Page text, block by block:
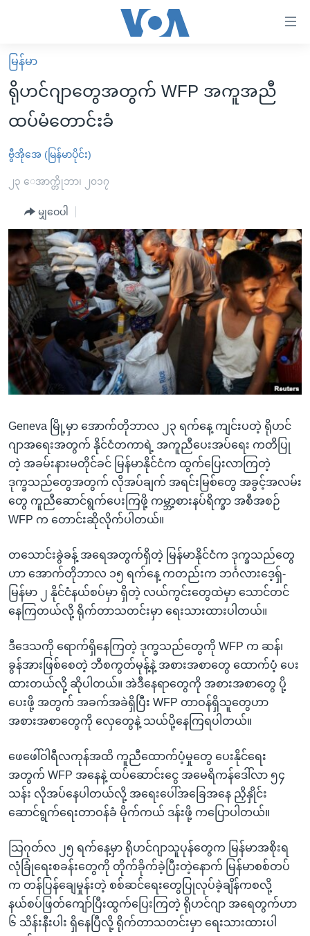
လွယ်ကူ
စေ
သည့်
များ
ပင်မ
ကျော်
ကြည့်
ရန်
ပင်မ
အ
ညွန်း
စာမျက်နှာ
ကျော်
ရန်
ရှာဖွေ
ရန်
နေရာ
သို့
ကျော်
မူလစာမျက်နှာ
မြန်မာ
ကမ္ဘာ့သတင်းများ
နိုင်ငံတကာ
အစ္စရေး-ပါလက်စတိုင်း
ဗွီဒီယို
အင်္ဂလိပ်စာလေ့လာမယ်
အမေရိကန်သုံးအီဒီယံ
မကြေးမုံရဲ့ အင်္ဂလိပ်စာ
ရုပ်ရှင်ထဲက အင်္ဂလိပ်စာ
သုတပဒေသာ အင်္ဂလိပ်စာ
အပတ်စဉ်ကဏ္ဍများ
ရေဒီယို
တီဗွီ
ရေဒီယိုနှင့်ရုပ်သံ အချက်အလက်များ
ရေဒီယို/တီဗွီအစီအစဉ်
Learning English
ဗွီအိုအေ လူမှုကွန်ယက်များ
ဘာသာစကားများ
မြန်မာ
ရိုဟင်ဂျာတွေအတွက် WFP အကူအညီ
ထပ်မံတောင်းခံ
ဗွီအိုအေ (မြန်မာပိုင်း)
၂၃ ေအာက္တိုဘာ၊ ၂၀၁၇
မျှဝေပါ
Geneva မြို့မှာ အောက်တိုဘာလ ၂၃ ရက်နေ့ ကျင်းပတဲ့ ရိုဟင်
ဂျာအရေးအတွက် နိုင်ငံတကာရဲ့ အကူညီပေးအပ်ရေး ကတိပြု
တဲ့ အခမ်းနားမတိုင်ခင် မြန်မာနိုင်ငံက ထွက်ပြေးလာကြတဲ့
ဒုက္ခသည်တွေအတွက် လိုအပ်ချက် အရင်းမြစ်တွေ အခွင့်အလမ်း
တွေ ကူညီဆောင်ရွက်ပေးကြဖို့ ကမ္ဘာ့စားနပ်ရိက္ခာ အစီအစဉ်
WFP က တောင်းဆိုလိုက်ပါတယ်။
တသောင်းခွဲခန့် အရေအတွက်ရှိတဲ့ မြန်မာနိုင်ငံက ဒုက္ခသည်တွေ
ဟာ အောက်တိုဘာလ ၁၅ ရက်နေ့ ကတည်းက ဘင်္ဂလားဒေ့ရှ်-
မြန်မာ ၂ နိုင်ငံနယ်စပ်မှာ ရှိတဲ့ လယ်ကွင်းတွေထဲမှာ သောင်တင်
နေကြတယ်လို့ ရိုက်တာသတင်းမှာ ရေးသားထားပါတယ်။
ဒီဒေသကို ရောက်ရှိနေကြတဲ့ ဒုက္ခသည်တွေကို WFP က ဆန်၊
ခွန်အားဖြစ်စေတဲ့ ဘီစကွတ်မုန့်နဲ့ အစားအစာတွေ ထောက်ပံ့ ပေး
ထားတယ်လို့ ဆိုပါတယ်။ အဲဒီနေရာတွေကို အစားအစာတွေ ပို့
ပေးဖို့ အတွက် အခက်အခဲရှိပြီး WFP တာဝန်ရှိသူတွေဟာ
အစားအစာတွေကို လှေတွေနဲ့ သယ်ပို့နေကြရပါတယ်။
ဖေဖေါ်ဝါရီလကုန်အထိ ကူညီထောက်ပံ့မှုတွေ ပေးနိုင်ရေး
အတွက် WFP အနေနဲ့ ထပ်ဆောင်းငွေ အမေရိကန်ဒေါ်လာ ၅၄
သန်း လိုအပ်နေပါတယ်လို့ အရေးပေါ်အခြေအနေ ညှိနှိုင်း
ဆောင်ရွက်ရေးတာဝန်ခံ မိုက်ကယ် ဒန်းဖို့ ကပြောပါတယ်။
သြဂုတ်လ ၂၅ ရက်နေ့မှာ ရိုဟင်ဂျာသူပုန်တွေက မြန်မာအစိုးရ
လုံခြုံရေးစခန်းတွေကို တိုက်ခိုက်ခဲ့ပြီးတဲ့နောက် မြန်မာစစ်တပ်
က တန်ပြန်ချေမှုန်းတဲ့ စစ်ဆင်ရေးတွေပြုလုပ်ခဲ့ချိန်ကစလို့
နယ်စပ်ဖြတ်ကျော်ပြီးထွက်ပြေးကြတဲ့ ရိုဟင်ဂျာ အရေတွက်ဟာ
၆ သိန်းနီးပါး ရှိနေပြီလို့ ရိုက်တာသတင်းမှာ ရေးသားထားပါ